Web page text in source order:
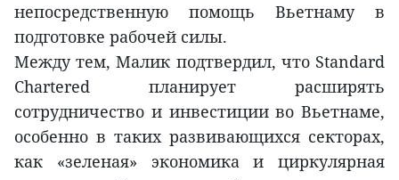
непосредственную помощь Вьетнаму в
подготовке рабочей силы.
Между тем, Малик подтвердил, что Standard
Chartered планирует расширять
сотрудничество и инвестиции во Вьетнаме,
особенно в таких развивающихся секторах,
как «зеленая» экономика и циркулярная